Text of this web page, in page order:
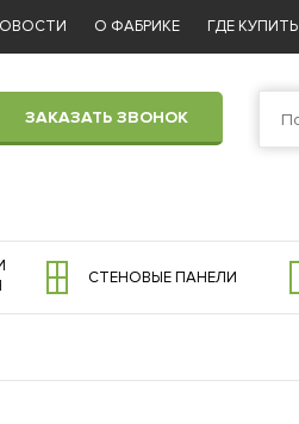
О ФАБРИКЕ ГДЕ КУПИТЬ
ЗАКАЗАТЬ ЗВОНОК
СТЕНОВЫЕ ПАНЕЛИ